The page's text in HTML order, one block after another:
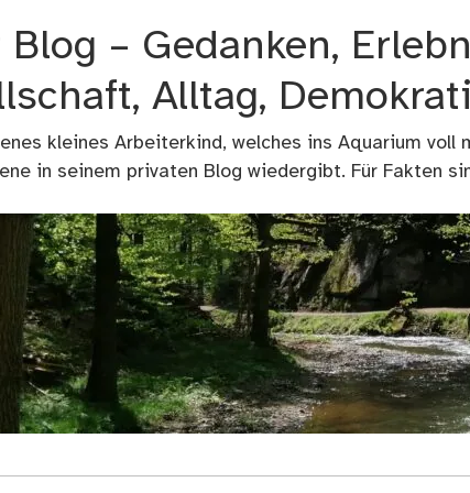
– Gedanken,
Alltag,
kleines Arbeiterkind, welches ins Aquarium voll
in seinem privaten Blog wiedergibt. Für Fakten